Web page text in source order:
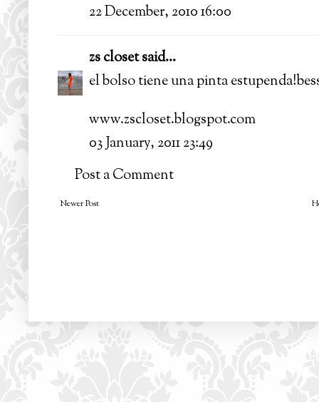
22 December, 2010 16:00
zs closetsaid...
el bolso tiene una pinta
www.zscloset.blogspot.com
03 January, 2011 23:49
Post a Comment
Newer Post